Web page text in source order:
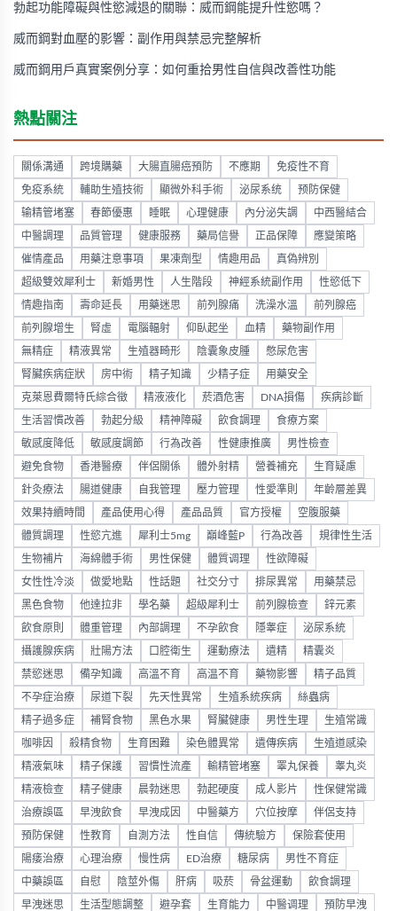
勃起功能障礙與性慾減退的關聯：威而鋼能提升性慾嗎？
威而鋼對血壓的影響：副作用與禁忌完整解析
威而鋼用戶真實案例分享：如何重拾男性自信與改善性功能
熱點關注
關係溝通 跨境購藥 大腸直腸癌預防 不應期 免疫性不育
免疫系統 輔助生殖技術 顯微外科手術 泌尿系统 预防保健
输精管堵塞 春節優惠 睡眠 心理健康 內分泌失調 中西醫結合
中醫調理 品質管理 健康服務 藥局信譽 正品保障 應變策略
催情產品 用藥注意事項 果凍劑型 情趣用品 真偽辨別
超級雙效犀利士 新婚男性 人生階段 神經系統副作用 性慾低下
情趣指南 壽命延長 用藥迷思 前列腺痛 洗澡水溫 前列腺癌
前列腺增生 腎虛 電腦輻射 仰臥起坐 血精 藥物副作用
無精症 精液異常 生殖器畸形 陰囊象皮腫 憋尿危害
腎臟疾病症狀 房中術 精子知識 少精子症 用藥安全
克萊恩費爾特氏綜合徵 精液液化 菸酒危害 DNA損傷 疾病診斷
生活習慣改善 勃起分級 精神障礙 飲食調理 食療方案
敏感度降低 敏感度調節 行為改善 性健康推廣 男性檢查
避免食物 香港醫療 伴侶關係 體外射精 營養補充 生育疑慮
針灸療法 腸道健康 自我管理 壓力管理 性愛準則 年齡層差異
效果持續時間 產品使用心得 產品品質 官方授權 空腹服藥
體質調理 性慾亢進 犀利士5mg 巔峰藍P 行為改善 規律性生活
生物補片 海綿體手術 男性保健 體質调理 性欲障礙
女性性冷淡 做愛地點 性話題 社交分寸 排尿異常 用藥禁忌
黑色食物 他達拉非 學名藥 超級犀利士 前列腺檢查 鋅元素
飲食原則 體重管理 內部調理 不孕飲食 隱睾症 泌尿系統
攝護腺疾病 壯陽方法 口腔衛生 運動療法 遺精 精囊炎
禁慾迷思 備孕知識 高溫不育 高温不育 藥物影響 精子品質
不孕症治療 尿道下裂 先天性異常 生殖系統疾病 絲蟲病
精子過多症 補腎食物 黑色水果 腎臟健康 男性生理 生殖常識
咖啡因 殺精食物 生育困難 染色體異常 遺傳疾病 生殖道感染
精液氣味 精子保護 習慣性流產 輸精管堵塞 睪丸保養 睾丸炎
精液檢查 精子健康 晨勃迷思 勃起硬度 成人影片 性保健常識
治療誤區 早洩飲食 早洩成因 中醫藥方 穴位按摩 伴侶支持
預防保健 性教育 自測方法 性自信 傳統驗方 保險套使用
陽痿治療 心理治療 慢性病 ED治療 糖尿病 男性不育症
中藥誤區 自慰 陰莖外傷 肝病 吸菸 骨盆運動 飲食調理
早洩迷思 生活型態調整 避孕套 生育能力 中醫调理 預防早洩